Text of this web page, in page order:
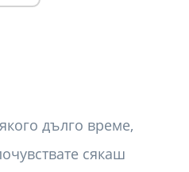
дълго време,
сякаш